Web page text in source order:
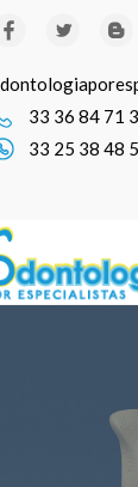
33 36 84 71
33 25 38 48